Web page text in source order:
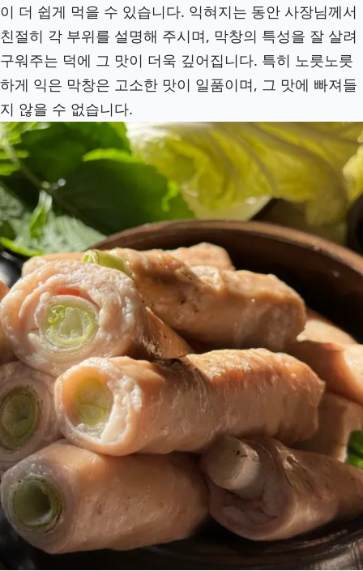
이 더 쉽게 먹을 수 있습니다. 익혀지는 동안 사장님께서
친절히 각 부위를 설명해 주시며, 막창의 특성을 잘 살려
구워주는 덕에 그 맛이 더욱 깊어집니다. 특히 노릇노릇
하게 익은 막창은 고소한 맛이 일품이며, 그 맛에 빠져들
지 않을 수 없습니다.